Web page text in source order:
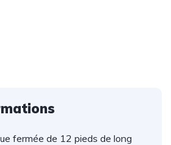
fermée de 12 pieds de long